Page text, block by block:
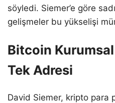
söyledi. Siemer’e göre
gelişmeler bu yükselişi
Bitcoin
Tek Adresi
David Siemer, kripto para